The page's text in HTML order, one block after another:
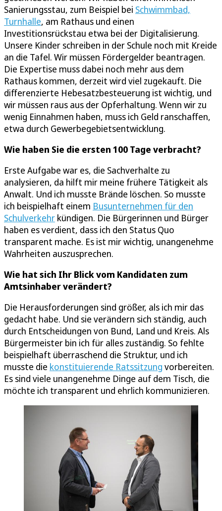
Sanierungsstau, zum Beispiel bei Schwimmbad,
Turnhalle, am Rathaus und einen
Investitionsrückstau etwa bei der Digitalisierung.
Unsere Kinder schreiben in der Schule noch mit Kreide
an die Tafel. Wir müssen Fördergelder beantragen.
Die Expertise muss dabei noch mehr aus dem
Rathaus kommen, derzeit wird viel zugekauft. Die
differenzierte Hebesatzbesteuerung ist wichtig, und
wir müssen raus aus der Opferhaltung. Wenn wir zu
wenig Einnahmen haben, muss ich Geld ranschaffen,
etwa durch Gewerbegebietsentwicklung.
Wie haben Sie die ersten 100 Tage verbracht?
Erste Aufgabe war es, die Sachverhalte zu
analysieren, da hilft mir meine frühere Tätigkeit als
Anwalt. Und ich musste Brände löschen. So musste
ich beispielhaft einem Busunternehmen für den
Schulverkehr kündigen. Die Bürgerinnen und Bürger
haben es verdient, dass ich den Status Quo
transparent mache. Es ist mir wichtig, unangenehme
Wahrheiten auszusprechen.
Wie hat sich Ihr Blick vom Kandidaten zum
Amtsinhaber verändert?
Die Herausforderungen sind größer, als ich mir das
gedacht habe. Und sie verändern sich ständig, auch
durch Entscheidungen von Bund, Land und Kreis. Als
Bürgermeister bin ich für alles zuständig. So fehlte
beispielhaft überraschend die Struktur, und ich
musste die konstituierende Ratssitzung vorbereiten.
Es sind viele unangenehme Dinge auf dem Tisch, die
möchte ich transparent und ehrlich kommunizieren.